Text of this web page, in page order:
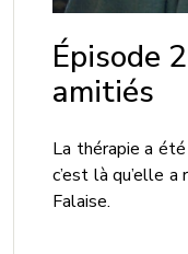
Épisode
amitiés
La thérapie a
c’est là qu’elle
Falaise.